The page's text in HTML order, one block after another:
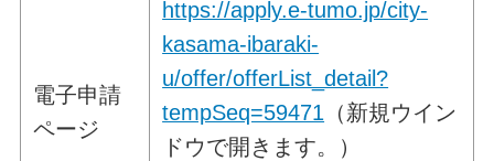
電子申請
ページ
https://apply.e-tumo.jp/city-
kasama-ibaraki-
u/offer/offerList_detail?
tempSeq=59471 （新規ウイン
ドウで開きます。）